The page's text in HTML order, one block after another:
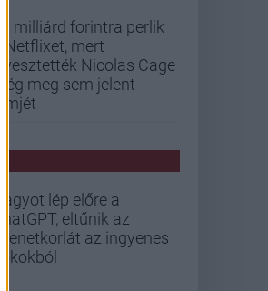
33 milliárd forintra perlik
a Netflixet, mert
elvesztették Nicolas Cage
még meg sem jelent
filmjét
Nagyot lép előre a
ChatGPT, eltűnik az
üzenetkorlát az ingyenes
fiókokból